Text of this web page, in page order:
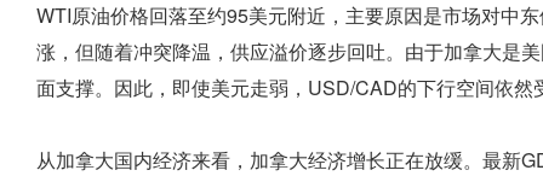
WTI原油价格回落至约95美元附近，主要原因是市场对中
涨，但随着冲突降温，供应溢价逐步回吐。由于加拿大是
面支撑。因此，即使美元走弱，USD/CAD的下行空间依然
从加拿大国内经济来看，加拿大经济增长正在放缓。最新